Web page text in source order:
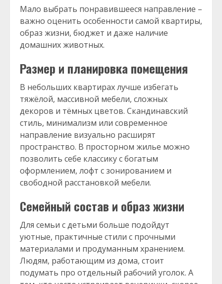
Мало выбрать понравившееся направление –
важно оценить особенности самой квартиры,
образ жизни, бюджет и даже наличие
домашних животных.
Размер и планировка помещения
В небольших квартирах лучше избегать
тяжёлой, массивной мебели, сложных
декоров и тёмных цветов. Скандинавский
стиль, минимализм или современное
направление визуально расширят
пространство. В просторном жилье можно
позволить себе классику с богатым
оформлением, лофт с зонированием и
свободной расстановкой мебели.
Семейный состав и образ жизни
Для семьи с детьми больше подойдут
уютные, практичные стили с прочными
материалами и продуманным хранением.
Людям, работающим из дома, стоит
подумать про отдельный рабочий уголок. А